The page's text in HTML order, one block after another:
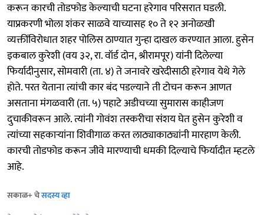
करून कारची तोडफोड केल्याची घटना हरेगाव परिसरात घडली.
याप्रकरणी भोला शंकर साळवे याच्यासह १० ते १२ अनोळखी
व्यक्तींविरोधात शहर पोलिस ठाण्यात गुन्हा दाखल करण्यात आला. हुसेन
इकबाल कुरेशी (वय ३२, रा. वॉर्ड दोन, श्रीरामपूर) यांनी दिलेल्या
फिर्यादीनुसार, सोमवारी (ता. ४) ते जनावरे खरेदीसाठी हरेगाव येथे गेले
होते. परत येताना त्यांची कार बंद पडल्याने ती टोचन करून आणत
असताना मंगळवारी (ता. ५) पहाटे अडीचच्या सुमारास काहीजण
दुचाकीवरून आले. त्यांनी गोवंश तस्करीचा संशय घेत हुसेन कुरेशी व
त्यांच्या सहकाऱ्यांना शिवीगाळ करत लाठ्याकाठ्यांनी मारहाण केली.
कारची तोडफोड करून जीवे मारण्याची धमकी दिल्याचे फिर्यादीत म्हटले
आहे.
सकाळ+ चेसदस्य व्हा